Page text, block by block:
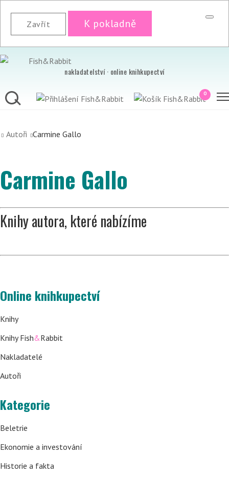
Zavřít K pokladně
nakladatelství · online knihkupectví
0
Autoři Carmine Gallo
Carmine Gallo
Knihy autora, které nabízíme
Online knihkupectví
Knihy
Knihy Fish&Rabbit
Nakladatelé
Autoři
Kategorie
Beletrie
Ekonomie a investování
Historie a fakta